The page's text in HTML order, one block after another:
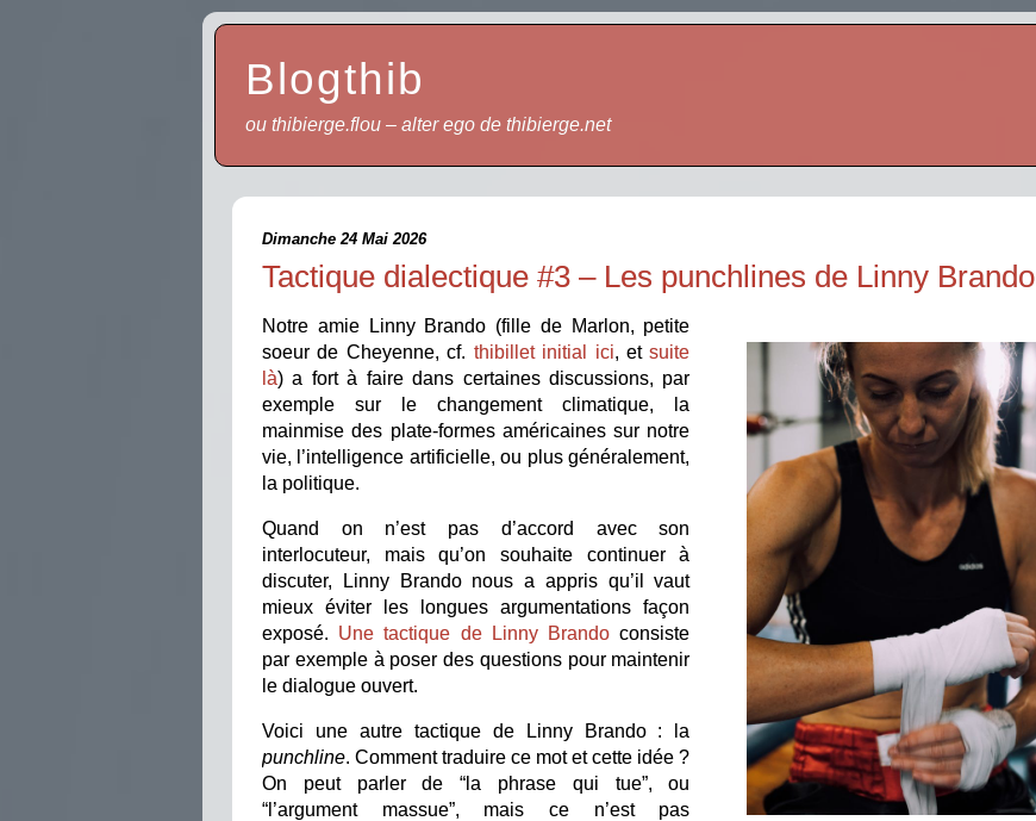
Blogthib
ou thibierge.flou – alter ego de thibierge.net
Dimanche 24 Mai 2026
Tactique dialectique #3 – Les punchlines de Linny Brando
Notre amie Linny Brando (fille de Marlon, petite
soeur de Cheyenne, cf. thibillet initial ici, etsuite
là) a fort à faire dans certaines discussions, par
exemple sur le changement climatique, la
mainmise des plate-formes américaines sur notre
vie, l’intelligence artificielle, ou plus généralement,
la politique.
Quand on n’est pas d’accord avec son
interlocuteur, mais qu’on souhaite continuer à
discuter, Linny Brando nous a appris qu’il vaut
mieux éviter les longues argumentations façon
exposé. Une tactique de Linny Brando consiste
par exemple à poser des questions pour maintenir
le dialogue ouvert.
Voici une autre tactique de Linny Brando : la
punchline. Comment traduire ce mot et cette idée ?
On peut parler de “la phrase qui tue”, ou
“l’argument massue”, mais ce n’est pas